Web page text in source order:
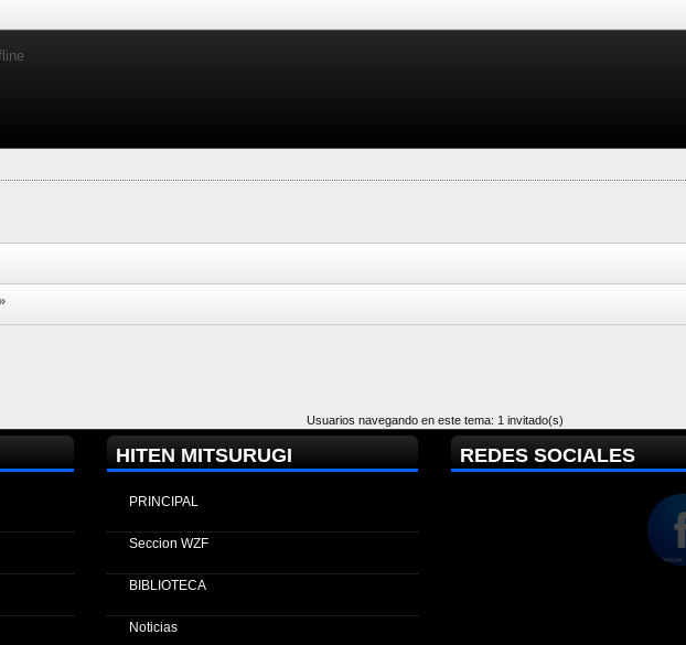
Usuarios navegando en este tema: 1 invitado(s)
HITEN MITSURUGI
PRINCIPAL
Seccion WZF
BIBLIOTECA
Noticias
REDES SOCIALES